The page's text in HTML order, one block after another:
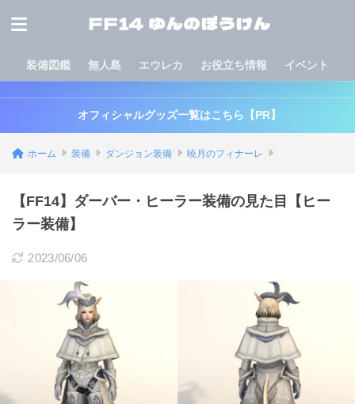
装備図鑑 無人島 エウレカ お役立ち情報 イベント
オフィシャルグッズ一覧はこちら【PR】
ホーム 装備 ダンジョン装備 暁月のフィナーレ
【FF14】ダーバー・ヒーラー装備の見た目【ヒー
ラー装備】
2023/06/06